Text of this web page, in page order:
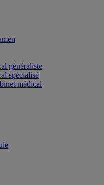
généraliste
spécialisé
médical